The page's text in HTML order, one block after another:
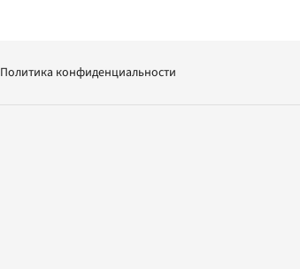
Политика конфиденциальности